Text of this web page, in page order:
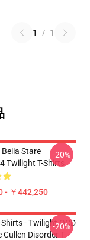
1 / 1
Stare
Twilight T-Shirts
- ￥442,250
-20%
- Twilight OCD
Disorder T-
-20%